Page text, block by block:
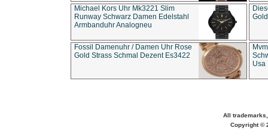
Michael Kors Uhr Mk3221 Slim
Runway Schwarz Damen Edelstahl
Armbanduhr Analogneu
Fossil Damenuhr / Damen Uhr Rose
Gold Strass Schmal Dezent Es3422
Usa
All
Copyright ©